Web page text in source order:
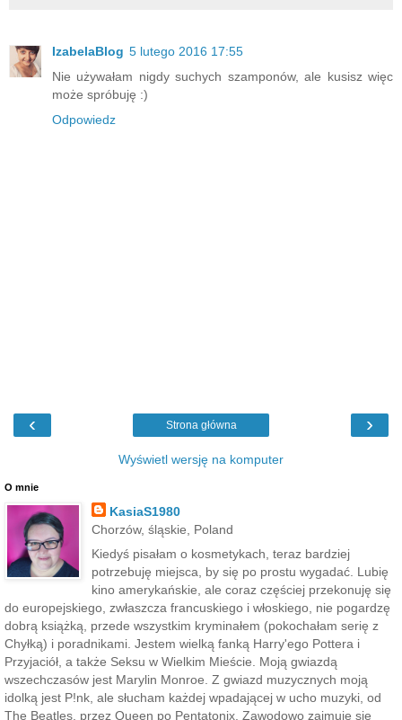
IzabelaBlog 5 lutego 2016 17:55
Nie używałam nigdy suchych szamponów, ale kusisz więc
może spróbuję :)
Odpowiedz
‹ ›
Strona główna
Wyświetl wersję na komputer
O mnie
KasiaS1980
Chorzów, śląskie, Poland
Kiedyś pisałam o kosmetykach, teraz bardziej
potrzebuję miejsca, by się po prostu wygadać. Lubię
kino amerykańskie, ale coraz częściej przekonuję się
do europejskiego, zwłaszcza francuskiego i włoskiego, nie pogardzę
dobrą książką, przede wszystkim kryminałem (pokochałam serię z
Chyłką) i poradnikami. Jestem wielką fanką Harry'ego Pottera i
Przyjaciół, a także Seksu w Wielkim Mieście. Moją gwiazdą
wszechczasów jest Marylin Monroe. Z gwiazd muzycznych moją
idolką jest P!nk, ale słucham każdej wpadającej w ucho muzyki, od
The Beatles, przez Queen po Pentatonix. Zawodowo zajmuję się